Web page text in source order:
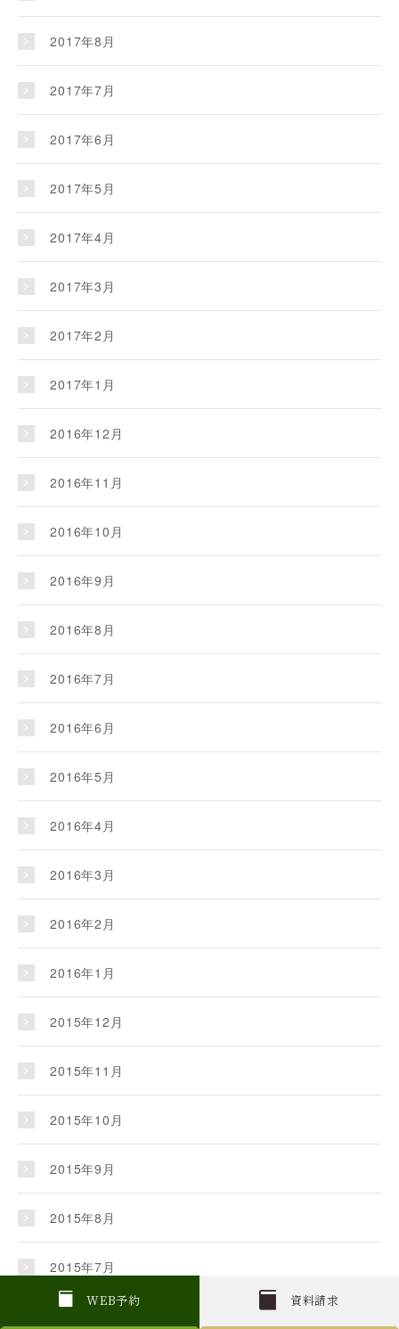
W EB予約 資料請求
2017年8月
2017年7月
2017年6月
2017年5月
2017年4月
2017年3月
2017年2月
2017年1月
2016年12月
2016年11月
2016年10月
2016年9月
2016年8月
2016年7月
2016年6月
2016年5月
2016年4月
2016年3月
2016年2月
2016年1月
2015年12月
2015年11月
2015年10月
2015年9月
2015年8月
2015年7月